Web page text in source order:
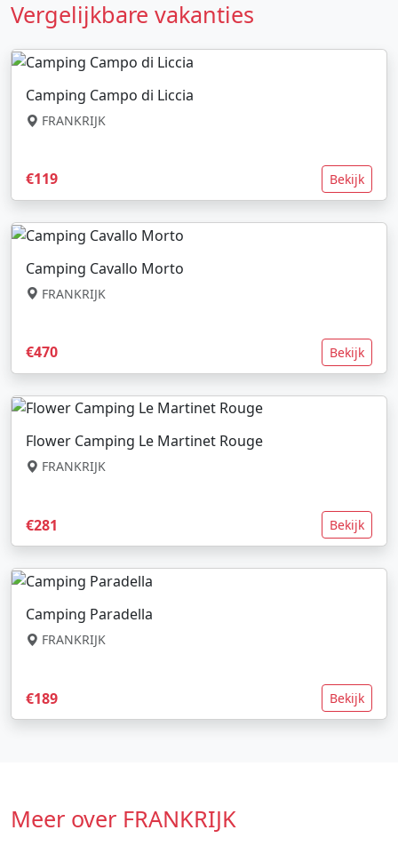
Vergelijkbare vakanties
Camping Campo di Liccia
FRANKRIJK
€119 Bekijk
Camping Cavallo Morto
FRANKRIJK
€470 Bekijk
Flower Camping Le Martinet Rouge
FRANKRIJK
€281 Bekijk
Camping Paradella
FRANKRIJK
€189 Bekijk
Meer over FRANKRIJK